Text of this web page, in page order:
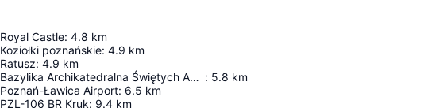
Royal Castle: 4.8 km
Koziołki poznańskie: 4.9 km
Ratusz: 4.9 km
Bazylika Archikatedralna Świętych Apostołów Piotra i Pawła : 5.8 km
Poznań-Ławica Airport: 6.5 km
PZL-106 BR Kruk: 9.4 km